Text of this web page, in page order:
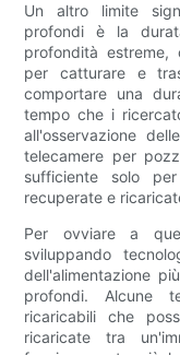
Un altro limite
profondi è la
profondità estreme,
per catturare e
comportare una
tempo che i
all'osservazione
telecamere per
sufficiente solo
recuperate e
Per ovviare a
sviluppando
dell'alimentazione
profondi. Alcune
ricaricabili che
ricaricate tra